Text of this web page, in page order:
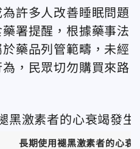
許多人改善睡眠問題
署提醒，根據藥事法
藥品列管範疇，未經
，民眾切勿購買來路
長期使用褪黑激素者的心衰